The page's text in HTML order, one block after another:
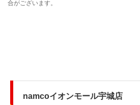
namcoイオンモール宇城店